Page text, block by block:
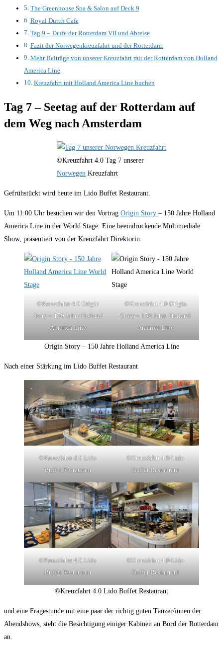
The Greenhouse Spa & Salon auf Deck 9
Royal Dutch Cafe
Tag 9 – Taufe der Rotterdam VII und Abreise
Fazit der Norwegenkreuzfahrt und der Rotterdam:
Mehr Beiträge von unserer Kreuzfahrt mit der Rotterdam von Holland
America Line
Kreuzfahrt mit Holland America Line buchen
Tag 7 – Seetag auf der Rotterdam auf
dem Weg nach Amsterdam
©Kreuzfahrt 4.0 Tag 7 unserer
Norwegen Kreuzfahrt
Gefrühstückt wird heute im Lido Buffet Restaurant.
Um 11:00 Uhr besuchen wir den Vortrag Origin Story – 150 Jahre Holland
America Line in der World Stage. Eine beeindruckende Multimediale
Show, präsentiert von der Kreuzfahrt Direktorin.
©Kreuzfahrt 4.0 Origin
Story – 150 Jahre Holland
America Line
©Kreuzfahrt 4.0 Origin
Story – 150 Jahre Holland
America Line
Origin Story – 150 Jahre Holland America Line
Nach einer Stärkung im Lido Buffet Restaurant
©Kreuzfahrt 4.0 Lido
Buffet Restaurant
©Kreuzfahrt 4.0 Lido
Buffet Restaurant
©Kreuzfahrt 4.0 Lido
Buffet Restaurant
©Kreuzfahrt 4.0 Lido
Buffet Restaurant
©Kreuzfahrt 4.0 Lido Buffet Restaurant
und eine Fragestunde mit eine paar der richtig guten Tänzer/innen der
Abendshows, steht die Besichtigung einiger Kabinen an Bord der Rotterdam
an.